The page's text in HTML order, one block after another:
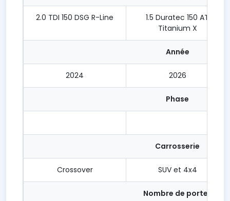
2.0 TDI 150 DSG R-Line
1.5 Duratec 150 AT
Titanium X
Année
2024 2026
Phase
Carrosserie
Crossover SUV et 4x4
Nombre de portes